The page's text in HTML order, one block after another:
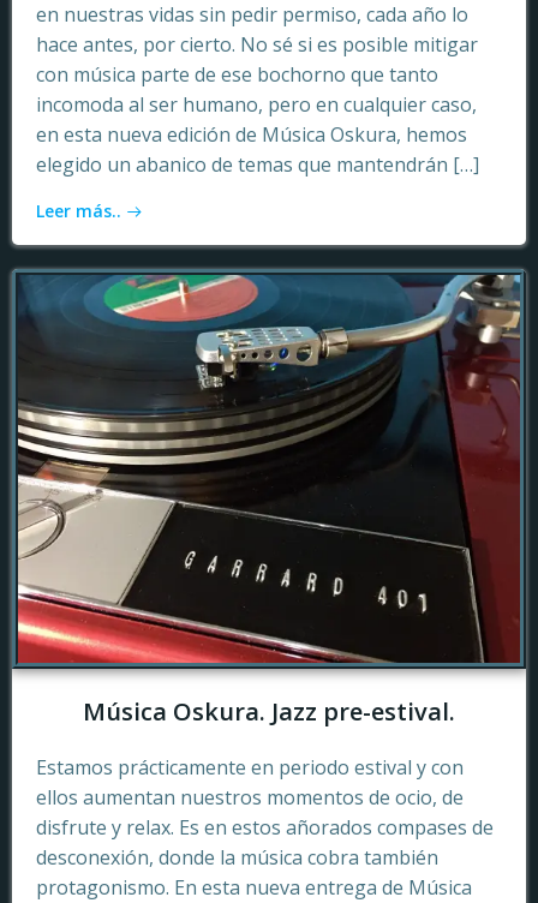
en nuestras vidas sin pedir permiso, cada año lo
hace antes, por cierto. No sé si es posible mitigar
con música parte de ese bochorno que tanto
incomoda al ser humano, pero en cualquier caso,
en esta nueva edición de Música Oskura, hemos
elegido un abanico de temas que mantendrán […]
Leer más..
Música Oskura. Jazz pre-estival.
Estamos prácticamente en periodo estival y con
ellos aumentan nuestros momentos de ocio, de
disfrute y relax. Es en estos añorados compases de
desconexión, donde la música cobra también
protagonismo. En esta nueva entrega de Música